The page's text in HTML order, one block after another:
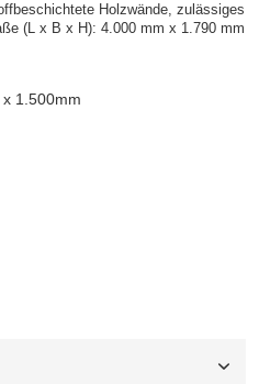
Holzwände, zulässiges
(L x B x H): 4.000 mm x 1.790 mm
1.500mm